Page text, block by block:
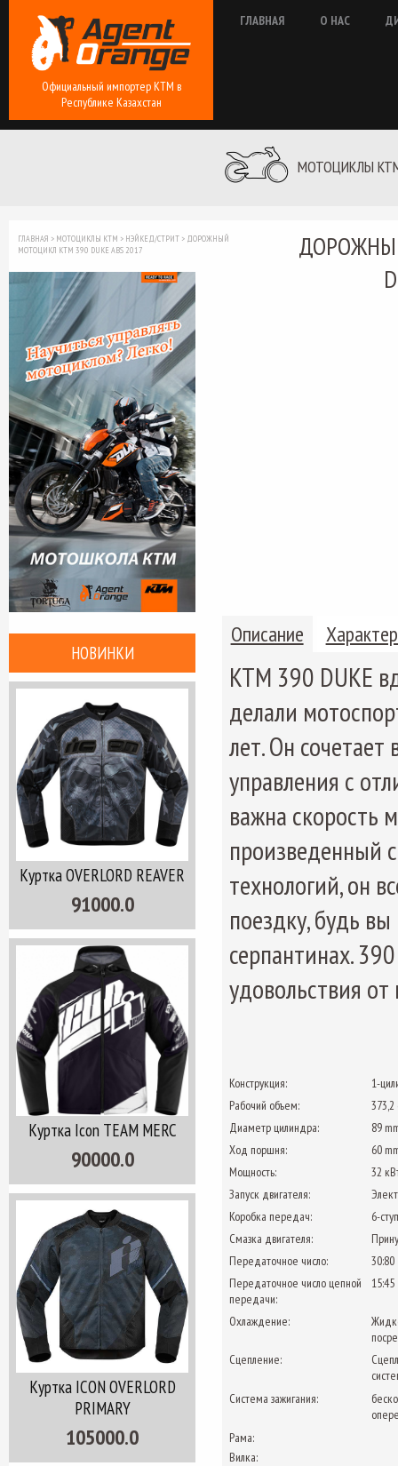
Официальный импортер КТМ в
Республике Казахстан
ГЛАВНАЯ О НАС
МОТОЦИКЛЫ
НОВИНКИ
Куртка OVERLORD REAVER
91000.0
Куртка Icon TEAM MERC
90000.0
Куртка ICON OVERLORD
PRIMARY
105000.0
ГЛАВНАЯ > МОТОЦИКЛЫ KTM > НЭЙКЕД/СТРИТ > ДОРОЖНЫЙ
МОТОЦИКЛ KTM 390 DUKE ABS 2017
Описание
KTM 390 DUKE
делали
лет.Он сочетает
управления с
важна скорость
произведенный
технологий, он
поездку, будь
серпантинах.
удовольствия
Конструкция:
1-
Рабочий объем:
373,2
Диаметр цилиндра:
89
Ход поршня:
60
Мощность:
32
Запуск двигателя:
Коробка передач:
6-
Смазка двигателя:
Передаточное число:
30:80
Передаточное число цепной
передачи:
15:45
Охлаждение:
Сцепление:
Система зажигания:
Рама:
Вилка: